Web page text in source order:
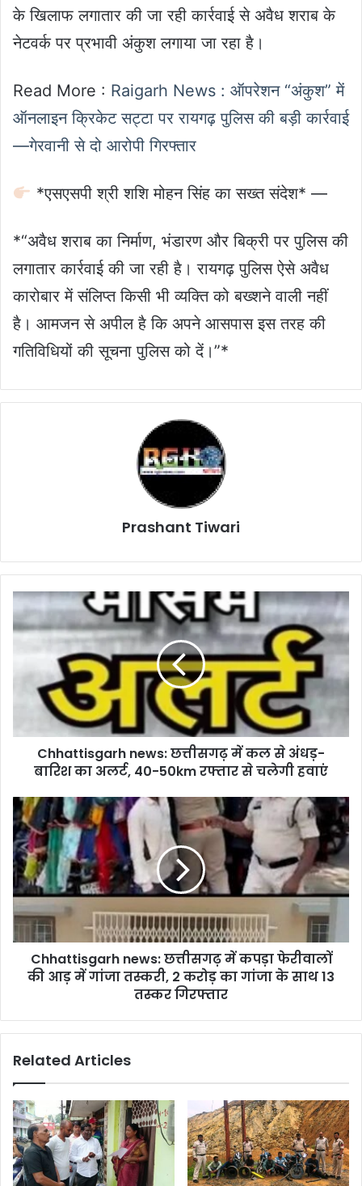
के खिलाफ लगातार की जा रही कार्रवाई से अवैध शराब के
नेटवर्क पर प्रभावी अंकुश लगाया जा रहा है।
Read More : Raigarh News : ऑपरेशन “अंकुश” में
ऑनलाइन क्रिकेट सट्टा पर रायगढ़ पुलिस की बड़ी कार्रवाई
—गेरवानी से दो आरोपी गिरफ्तार
*एसएसपी श्री शशि मोहन सिंह का सख्त संदेश* —
*“अवैध शराब का निर्माण, भंडारण और बिक्री पर पुलिस की
लगातार कार्रवाई की जा रही है। रायगढ़ पुलिस ऐसे अवैध
कारोबार में संलिप्त किसी भी व्यक्ति को बख्शने वाली नहीं
है। आमजन से अपील है कि अपने आसपास इस तरह की
गतिविधियों की सूचना पुलिस को दें।”*
Prashant Tiwari
Chhattisgarh
news:
छत्तीसगढ़
का
रफ्तार
से
चलेगी
हवाएं
Chhattisgarh news: छत्तीसगढ़ में कल से अंधड़-
बारिश का अलर्ट, 40-50km रफ्तार से चलेगी हवाएं
Chhattisgarh
news:
छत्तीसगढ़
में
कपड़ा
फेरीवालों
की
आड़
में
तस्करी,
का
के
तस्कर
गिरफ्तार
Chhattisgarh news: छत्तीसगढ़ में कपड़ा फेरीवालों
की आड़ में गांजा तस्करी, 2 करोड़ का गांजा के साथ 13
तस्कर गिरफ्तार
Related Articles